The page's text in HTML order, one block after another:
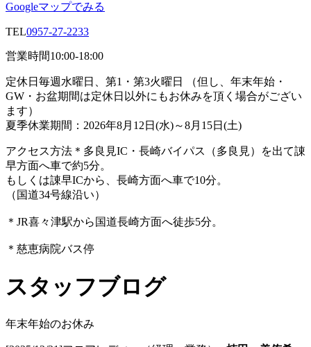
Googleマップでみる
TEL0957-27-2233
営業時間10:00-18:00
定休日 毎週水曜日、第1・第3火曜日 （但し、年末年始・
GW・お盆期間は定休日以外にもお休みを頂く場合がござい
ます）
夏季休業期間：2026年8月12日(水)～8月15日(土)
アクセス方法 ＊多良見IC・長崎バイパス（多良見）を出て諌
早方面へ車で約5分。
もしくは諌早ICから、長崎方面へ車で10分。
（国道34号線沿い）
＊JR喜々津駅から国道長崎方面へ徒歩5分。
＊慈恵病院バス停
スタッフブログ
年末年始のお休み